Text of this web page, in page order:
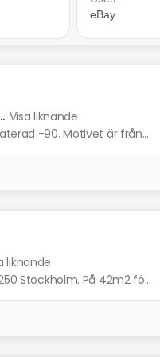
Visa liknande
-90. Motivet är från...
liknande
Stockholm. På 42m2 fö...